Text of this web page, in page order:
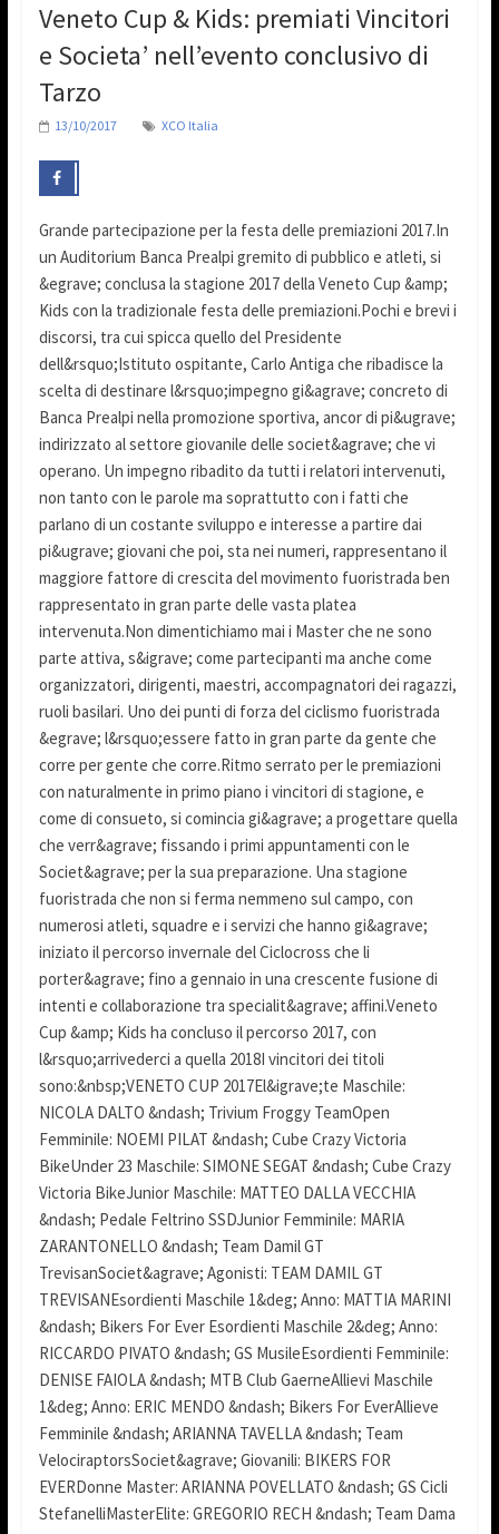
Veneto Cup & Kids: premiati Vincitori
e Societa’ nell’evento conclusivo di
Tarzo
13/10/2017 XCO Italia
Grande partecipazione per la festa delle premiazioni 2017.In
un Auditorium Banca Prealpi gremito di pubblico e atleti, si
&egrave; conclusa la stagione 2017 della Veneto Cup &amp;
Kids con la tradizionale festa delle premiazioni.Pochi e brevi i
discorsi, tra cui spicca quello del Presidente
dell&rsquo;Istituto ospitante, Carlo Antiga che ribadisce la
scelta di destinare l&rsquo;impegno gi&agrave; concreto di
Banca Prealpi nella promozione sportiva, ancor di pi&ugrave;
indirizzato al settore giovanile delle societ&agrave; che vi
operano. Un impegno ribadito da tutti i relatori intervenuti,
non tanto con le parole ma soprattutto con i fatti che
parlano di un costante sviluppo e interesse a partire dai
pi&ugrave; giovani che poi, sta nei numeri, rappresentano il
maggiore fattore di crescita del movimento fuoristrada ben
rappresentato in gran parte delle vasta platea
intervenuta.Non dimentichiamo mai i Master che ne sono
parte attiva, s&igrave; come partecipanti ma anche come
organizzatori, dirigenti, maestri, accompagnatori dei ragazzi,
ruoli basilari. Uno dei punti di forza del ciclismo fuoristrada
&egrave; l&rsquo;essere fatto in gran parte da gente che
corre per gente che corre.Ritmo serrato per le premiazioni
con naturalmente in primo piano i vincitori di stagione, e
come di consueto, si comincia gi&agrave; a progettare quella
che verr&agrave; fissando i primi appuntamenti con le
Societ&agrave; per la sua preparazione. Una stagione
fuoristrada che non si ferma nemmeno sul campo, con
numerosi atleti, squadre e i servizi che hanno gi&agrave;
iniziato il percorso invernale del Ciclocross che li
porter&agrave; fino a gennaio in una crescente fusione di
intenti e collaborazione tra specialit&agrave; affini.Veneto
Cup &amp; Kids ha concluso il percorso 2017, con
l&rsquo;arrivederci a quella 2018I vincitori dei titoli
sono:&nbsp;VENETO CUP 2017El&igrave;te Maschile:
NICOLA DALTO &ndash; Trivium Froggy TeamOpen
Femminile: NOEMI PILAT &ndash; Cube Crazy Victoria
BikeUnder 23 Maschile: SIMONE SEGAT &ndash; Cube Crazy
Victoria BikeJunior Maschile: MATTEO DALLA VECCHIA
&ndash; Pedale Feltrino SSDJunior Femminile: MARIA
ZARANTONELLO &ndash; Team Damil GT
TrevisanSociet&agrave; Agonisti: TEAM DAMIL GT
TREVISANEsordienti Maschile 1&deg; Anno: MATTIA MARINI
&ndash; Bikers For Ever Esordienti Maschile 2&deg; Anno:
RICCARDO PIVATO &ndash; GS MusileEsordienti Femminile:
DENISE FAIOLA &ndash; MTB Club GaerneAllievi Maschile
1&deg; Anno: ERIC MENDO &ndash; Bikers For EverAllieve
Femminile &ndash; ARIANNA TAVELLA &ndash; Team
VelociraptorsSociet&agrave; Giovanili: BIKERS FOR
EVERDonne Master: ARIANNA POVELLATO &ndash; GS Cicli
StefanelliMasterElite: GREGORIO RECH &ndash; Team Dama